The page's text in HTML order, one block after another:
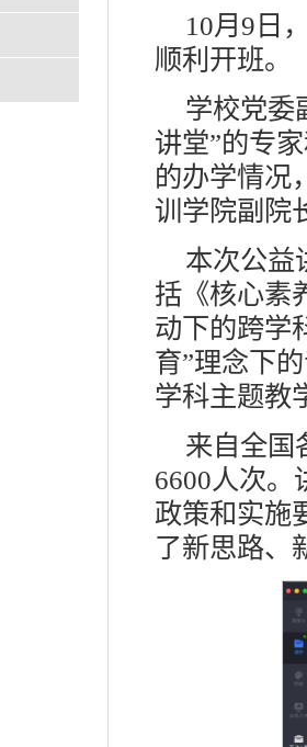
10月9日
顺利开班。
学校党委
讲堂”的专
的办学情况
训学院副院
本次公益
括《核心素
动下的跨学
育”理念下
学科主题教
来自全国
6600人次。
政策和实施
了新思路、